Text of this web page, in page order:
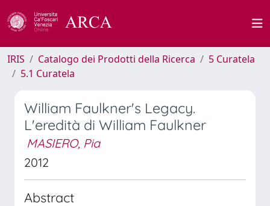
IRIS Catalogo dei Prodotti della Ricerca
5 Curatela
5.1 Curatela
William Faulkner's Legacy.
L'eredità di William Faulkner
MASIERO, Pia
2012
Abstract